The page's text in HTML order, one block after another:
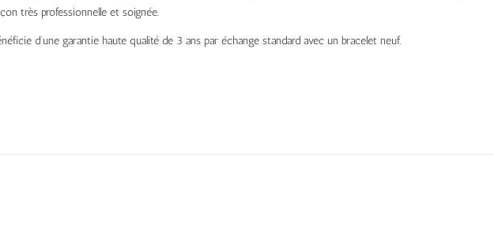
très professionnelle et soignée.
d’une garantie haute qualité de 3 ans par échange standard avec un bracelet neuf.